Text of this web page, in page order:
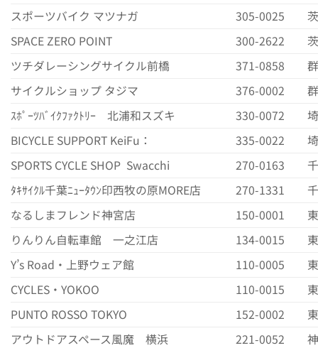
スポーツバイク マツナガ
305-0025
SPACE ZERO POINT
300-2622
ツチダレーシングサイクル前橋
371-0858
サイクルショップ タジマ
376-0002
ｽﾎﾟｰﾂﾊﾞｲｸﾌｧｸﾄﾘｰ 北浦和スズキ
330-0072
BICYCLE SUPPORT KeiFu：
335-0022
SPORTS CYCLE SHOP Swacchi
270-0163
ﾀｷｻｲｸﾙ千葉ﾆｭｰﾀｳﾝ印西牧の原MORE店
270-1331
なるしまフレンド神宮店
150-0001
りんりん自転車館 一之江店
134-0015
Y’s Road・上野ウェア館
110-0005
CYCLES・YOKOO
110-0015
PUNTO ROSSO TOKYO
152-0002
アウトドアスペース風魔 横浜
221-0052